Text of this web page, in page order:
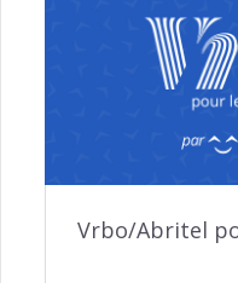
Vrbo/Abritel